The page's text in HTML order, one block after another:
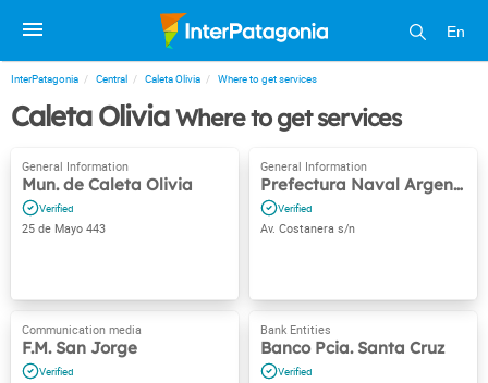
En
InterPatagonia Central Caleta Olivia Where to get services
Caleta OliviaWhere to get services
Mun. de Caleta Olivia
25 de Mayo 443
Prefectura Naval Argentina
Av. Costanera s/n
F.M. San Jorge Banco Pcia. Santa Cruz